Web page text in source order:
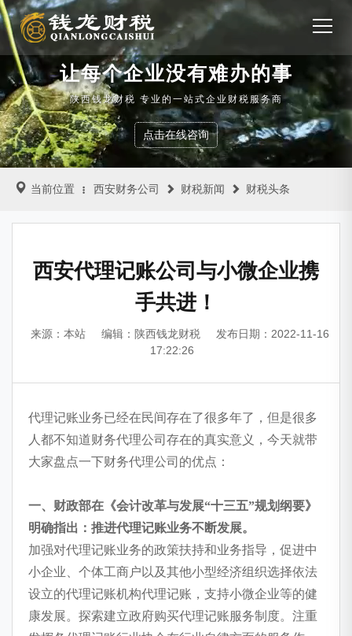
让每个企业没有难办的事
陕西钱龙财税 专业的一站式企业财税服务商
点击在线咨询
当前位置 西安财务公司 财税新闻 财税头条
西安代理记账公司与小微企业携
手共进！
来源：本站 编辑：陕西钱龙财税
发布日期：2022-11-16
17:22:26
代理记账业务已经在民间存在了很多年了，但是很多
人都不知道财务代理公司存在的真实意义，今天就带
大家盘点一下财务代理公司的优点：
一、财政部在《会计改革与发展“十三五”规划纲要》
明确指出：推进代理记账业务不断发展。
加强对代理记账业务的政策扶持和业务指导，促进中
小企业、个体工商户以及其他小型经济组织选择依法
设立的代理记账机构代理记账，支持小微企业等的健
康发展。探索建立政府购买代理记账服务制度。注重